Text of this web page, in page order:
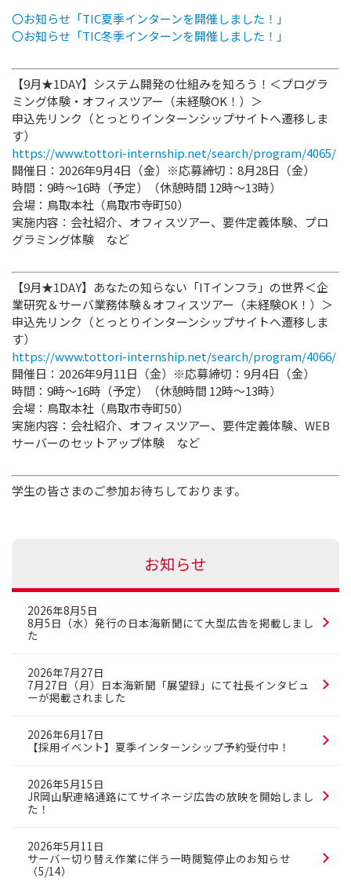
〇お知らせ「TIC夏季インターンを開催しました！」
〇お知らせ「TIC冬季インターンを開催しました！」
【9月★1DAY】システム開発の仕組みを知ろう！＜プログラ
ミング体験・オフィスツアー（未経験OK！）＞
申込先リンク（とっとりインターンシップサイトへ遷移しま
す）
https://www.tottori-internship.net/search/program/4065/
開催日：2026年9月4日（金）※応募締切：8月28日（金）
時間：9時～16時（予定）（休憩時間 12時～13時）
会場：鳥取本社（鳥取市寺町50）
実施内容：会社紹介、オフィスツアー、要件定義体験、プロ
グラミング体験 など
【9月★1DAY】あなたの知らない「ITインフラ」の世界＜企
業研究＆サーバ業務体験＆オフィスツアー（未経験OK！）＞
申込先リンク（とっとりインターンシップサイトへ遷移しま
す）
https://www.tottori-internship.net/search/program/4066/
開催日：2026年9月11日（金）※応募締切：9月4日（金）
時間：9時～16時（予定）（休憩時間 12時～13時）
会場：鳥取本社（鳥取市寺町50）
実施内容：会社紹介、オフィスツアー、要件定義体験、WEB
サーバーのセットアップ体験 など
学生の皆さまのご参加お待ちしております。
お知らせ
2026年8月5日
8月5日（水）発行の日本海新聞にて大型広告を掲載しまし
た
2026年7月27日
7月27日（月）日本海新聞「展望録」にて社長インタビュ
ーが掲載されました
2026年6月17日
【採用イベント】夏季インターンシップ予約受付中！
2026年5月15日
JR岡山駅連絡通路にてサイネージ広告の放映を開始しまし
た！
2026年5月11日
サーバー切り替え作業に伴う一時閲覧停止のお知らせ
（5/14）